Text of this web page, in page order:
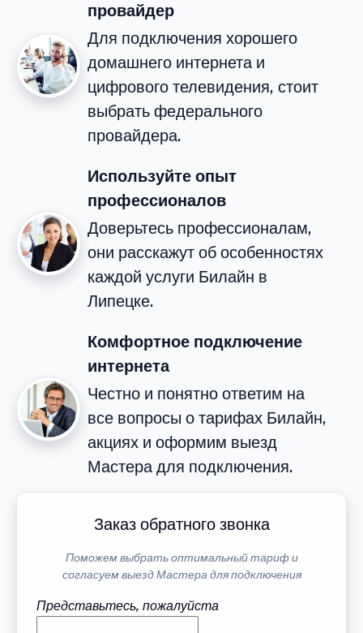
провайдер
Для подключения хорошего
домашнего интернета и
цифрового телевидения, стоит
выбрать федерального
провайдера.
Используйте опыт
профессионалов
Доверьтесь профессионалам,
они расскажут об особенностях
каждой услуги Билайн в
Липецке.
Комфортное подключение
интернета
Честно и понятно ответим на
все вопросы о тарифах Билайн,
акциях и оформим выезд
Мастера для подключения.
Заказ обратного звонка
Поможем выбрать оптимальный тариф и
согласуем выезд Мастера для подключения
Представьтесь, пожалуйста